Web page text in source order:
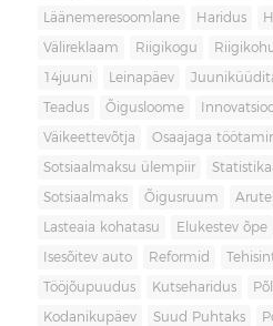
Läänemeresoomlane Haridus
Välireklaam Riigikogu
14juuni Leinapäev
Teadus Õigusloome
Väikeettevõtja Osaajaga
Sotsiaalmaksu ülempiir
Sotsiaalmaks Õigusruum
Lasteaia kohatasu Elukestev õpe
Isesõitev auto Reformid
Tööjõupuudus Kutseharidus
Kodanikupäev Suud Puhtaks